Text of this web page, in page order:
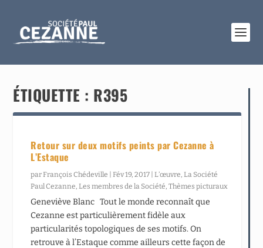
ÉTIQUETTE : R395
Retour sur deux motifs peints par Cezanne à
L’Estaque
parFrançois Chédeville |Fév 19, 2017 |L’œuvre,La Société
Paul Cezanne,Les membres de la Société,Thèmes picturaux
Geneviève Blanc Tout le monde reconnaît que
Cezanne est particulièrement fidèle aux
particularités topologiques de ses motifs. On
retrouve à l’Estaque comme ailleurs cette façon de